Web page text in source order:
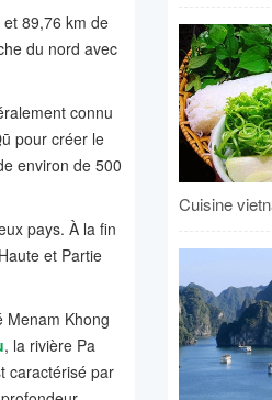
89,76 km de
du nord avec
connu
pour créer le
environ de 500
pays. À la fin
et Partie
Menam Khong
, la rivière Pa
caractérisé par
Cuisine